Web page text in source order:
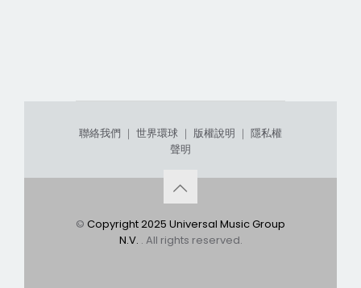
聯絡我們 ｜ 世界環球 ｜ 版權說明 ｜ 隱私權
聲明
© Copyright 2025 Universal Music Group
N.V. . All rights reserved.